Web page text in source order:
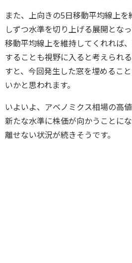
また、上向きの5日移動平均線上
しずつ水準を切り上げる展開とな
移動平均線上を維持してくれれば
することも視野に入ると考えられ
すと、今回発生した窓を埋めるこ
いかと思われます。
いよいよ、アベノミクス相場の高
新たな水準に株価が向かうことに
離せない状況が続きそうです。